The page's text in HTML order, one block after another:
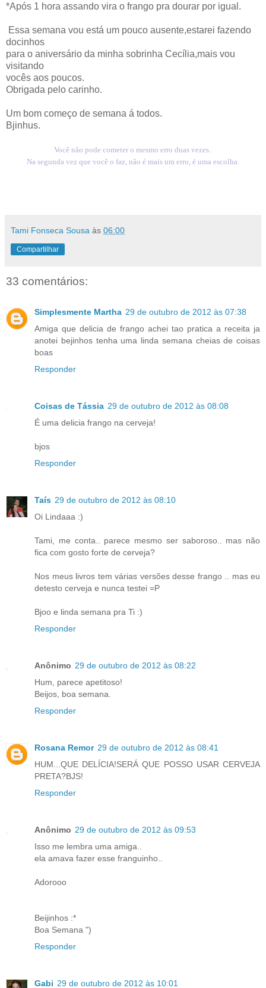
*Após 1 hora assando vira o frango pra dourar por igual.
Essa semana vou está um pouco ausente,estarei fazendo
docinhos
para o aniversário da minha sobrinha Cecília,mais vou
visitando
vocês aos poucos.
Obrigada pelo carinho.
Um bom começo de semana á todos.
Bjinhus.
Você não pode cometer o mesmo erro duas vezes.
Na segunda vez que você o faz, não é mais um erro, é uma escolha.
Tami Fonseca Sousa às 06:00
Compartilhar
33 comentários:
Simplesmente Martha 29 de outubro de 2012 às 07:38
Amiga que delicia de frango achei tao pratica a receita ja
anotei bejinhos tenha uma linda semana cheias de coisas
boas
Responder
Coisas de Tássia 29 de outubro de 2012 às 08:08
É uma delicia frango na cerveja!
bjos
Responder
Taís 29 de outubro de 2012 às 08:10
Oi Lindaaa :)
Tami, me conta.. parece mesmo ser saboroso.. mas não
fica com gosto forte de cerveja?
Nos meus livros tem várias versões desse frango .. mas eu
detesto cerveja e nunca testei =P
Bjoo e linda semana pra Ti :)
Responder
Anônimo 29 de outubro de 2012 às 08:22
Hum, parece apetitoso!
Beijos, boa semana.
Responder
Rosana Remor 29 de outubro de 2012 às 08:41
HUM...QUE DELÍCIA!SERÁ QUE POSSO USAR CERVEJA
PRETA?BJS!
Responder
Anônimo 29 de outubro de 2012 às 09:53
Isso me lembra uma amiga..
ela amava fazer esse franguinho..
Adorooo
Beijinhos :*
Boa Semana ")
Responder
Gabi 29 de outubro de 2012 às 10:01